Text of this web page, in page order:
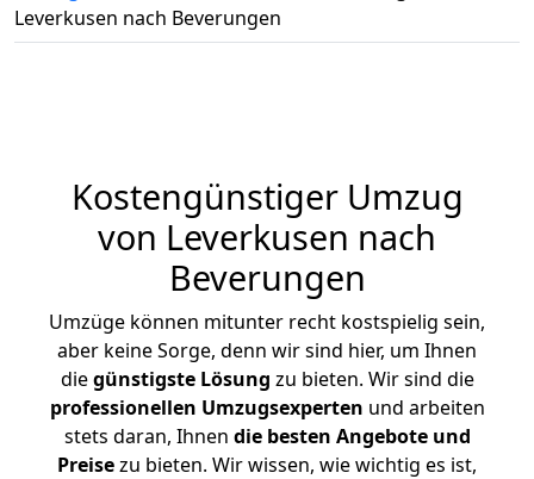
Leverkusen nach Beverungen
Kostengünstiger Umzug
von Leverkusen nach
Beverungen
Umzüge können mitunter recht kostspielig sein,
aber keine Sorge, denn wir sind hier, um Ihnen
diegünstigste Lösung zu bieten. Wir sind die
professionellen Umzugsexperten und arbeiten
stets daran, Ihnen die besten Angebote und
Preisezu bieten. Wir wissen, wie wichtig es ist,